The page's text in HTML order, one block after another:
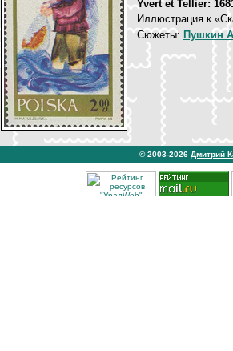
Yvert et Tellier:
Иллюстрация к
Сюжеты: Пушкин
© 2003-2026 Дмитрий